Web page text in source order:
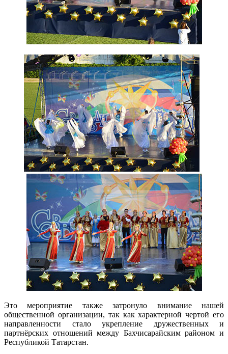
Это мероприятие также затронуло внимание нашей
общественной организации, так как характерной чертой его
направленности стало укрепление дружественных и
партнёрских отношений между Бахчисарайским районом и
Республикой Татарстан.